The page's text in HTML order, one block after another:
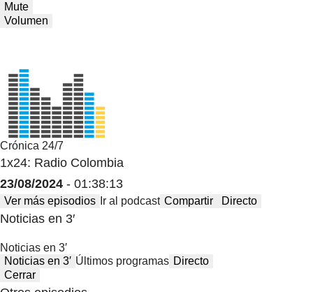
Mute
Volumen
Crónica 24/7
1x24: Radio Colombia
23/08/2024 - 01:38:13
Ver más episodios Ir al podcast Compartir Directo
Noticias en 3′
Noticias en 3′
Noticias en 3′ Últimos programas Directo
Cerrar